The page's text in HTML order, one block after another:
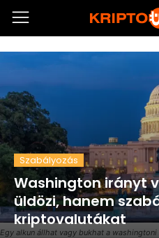
Egy alkun állhat vagy bukhat a
Szabályozás
Washington irányt
üldözi, hanem
kriptovalutákat